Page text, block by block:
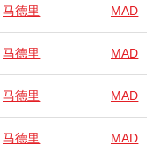
马德里 MAD
马德里 MAD
马德里 MAD
马德里 MAD